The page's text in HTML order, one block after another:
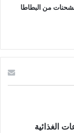
من البطاطا
الغذائية